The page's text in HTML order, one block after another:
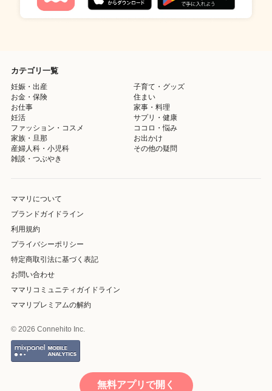
カテゴリ一覧
妊娠・出産
子育て・グッズ
お金・保険
住まい
お仕事
家事・料理
妊活
サプリ・健康
ファッション・コスメ
ココロ・悩み
家族・旦那
お出かけ
産婦人科・小児科
その他の疑問
雑談・つぶやき
ママリについて
ブランドガイドライン
利用規約
プライバシーポリシー
特定商取引法に基づく表記
お問い合わせ
ママリコミュニティガイドライン
ママリプレミアムの解約
© 2026 Connehito Inc.
無料アプリで開く